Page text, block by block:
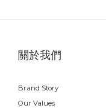
關於我們
Brand Story
Our Values